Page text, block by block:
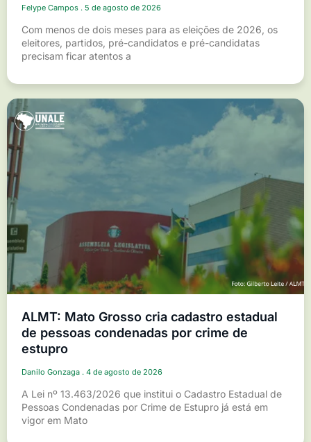
Felype Campos 5 de agosto de 2026
Com menos de dois meses para as eleições de 2026, os
eleitores, partidos, pré-candidatos e pré-candidatas
precisam ficar atentos a
ALMT: Mato Grosso cria cadastro estadual
de pessoas condenadas por crime de
estupro
Danilo Gonzaga 4 de agosto de 2026
A Lei nº 13.463/2026 que institui o Cadastro Estadual de
Pessoas Condenadas por Crime de Estupro já está em
vigor em Mato